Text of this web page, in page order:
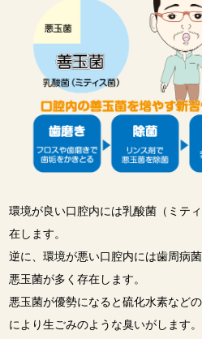
環境が良い口腔内には乳酸菌（ミテ
在します。
逆に、環境が悪い口腔内には歯周病
悪玉菌が多く存在します。
悪玉菌が優勢になると硫化水素など
により生ごみのような臭いがします。